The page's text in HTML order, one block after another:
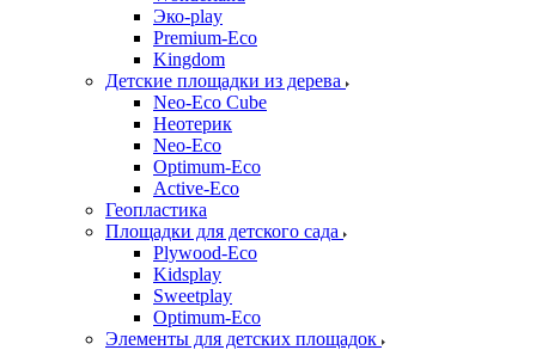
Эко-play
Premium-Eco
Kingdom
Детские площадки из дерева
Neo-Eco Cube
Неотерик
Neo-Eco
Оptimum-Еco
Active-Eco
Геопластика
Площадки для детского сада
Plywood-Eco
Kidsplay
Sweetplay
Оptimum-Еco
Элементы для детских площадок